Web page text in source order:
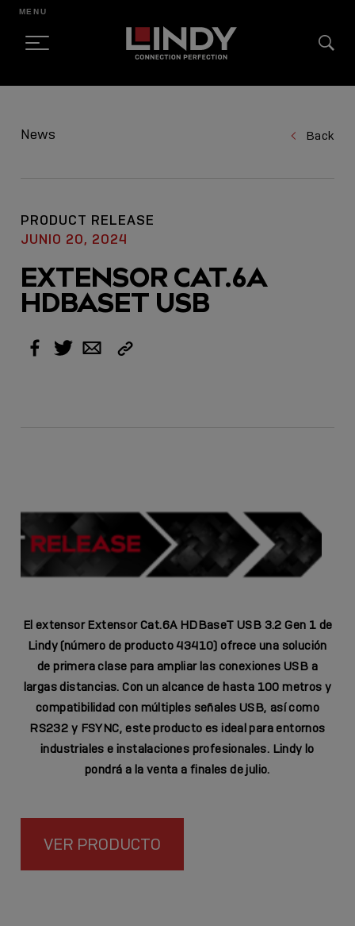
CONTENT
MENU
News Back
PRODUCT RELEASE
JUNIO 20, 2024
EXTENSOR CAT.6A
HDBASET USB
Facebook
TwitterEmail Copy
El extensorExtensor Cat.6A HDBaseT USB 3.2 Gen 1 de
Lindy (número de producto 43410) ofrece una solución
de primera clase para ampliar las conexiones USB a
largas distancias. Con un alcance de hasta 100 metros y
compatibilidad con múltiples señales USB, así como
RS232 y FSYNC, este producto es ideal para entornos
industriales e instalaciones profesionales. Lindy lo
pondrá a la venta a finales de julio.
VER PRODUCTO